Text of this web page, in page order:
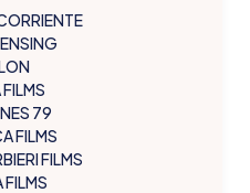
79
FILMS
FILMS
FILMS